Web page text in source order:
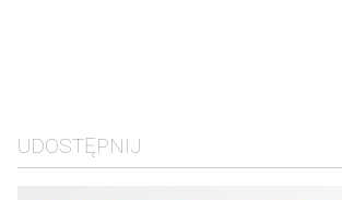
UDOSTĘPNIJ